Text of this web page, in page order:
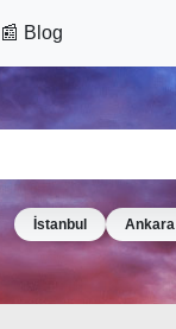
📰 Blog
İstanbul Ankara